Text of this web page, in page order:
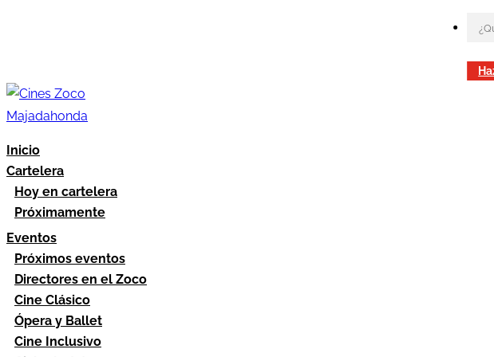
Inicio
Cartelera
Hoy en cartelera
Próximamente
Eventos
Próximos eventos
Directores en el Zoco
Cine Clásico
Ópera y Ballet
Cine Inclusivo